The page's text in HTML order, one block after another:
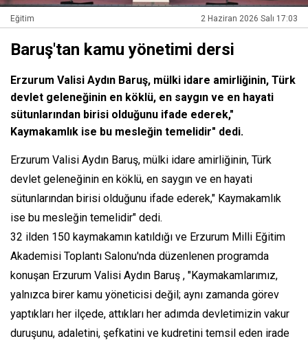
Eğitim 2 Haziran 2026 Salı 17:03
Baruş'tan kamu yönetimi dersi
Erzurum Valisi Aydın Baruş, mülki idare amirliğinin, Türk
devlet geleneğinin en köklü, en saygın ve en hayati
sütunlarından birisi olduğunu ifade ederek,"
Kaymakamlık ise bu mesleğin temelidir" dedi.
Erzurum Valisi Aydın Baruş, mülki idare amirliğinin, Türk
devlet geleneğinin en köklü, en saygın ve en hayati
sütunlarından birisi olduğunu ifade ederek," Kaymakamlık
ise bu mesleğin temelidir" dedi.
32 ilden 150 kaymakamın katıldığı ve Erzurum Milli Eğitim
Akademisi Toplantı Salonu'nda düzenlenen programda
konuşan Erzurum Valisi Aydın Baruş , "Kaymakamlarımız,
yalnızca birer kamu yöneticisi değil; aynı zamanda görev
yaptıkları her ilçede, attıkları her adımda devletimizin vakur
duruşunu, adaletini, şefkatini ve kudretini temsil eden irade